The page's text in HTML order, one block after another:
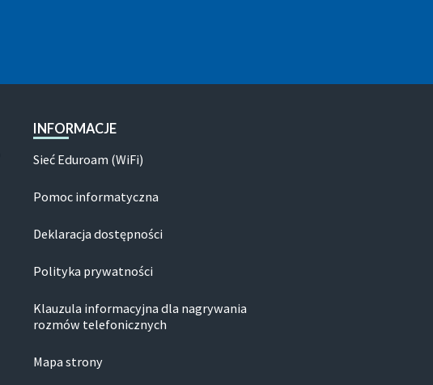
INFORMACJE
Sieć Eduroam (WiFi)
Pomoc informatyczna
Deklaracja dostępności
Polityka prywatności
Klauzula informacyjna dla nagrywania
rozmów telefonicznych
Mapa strony